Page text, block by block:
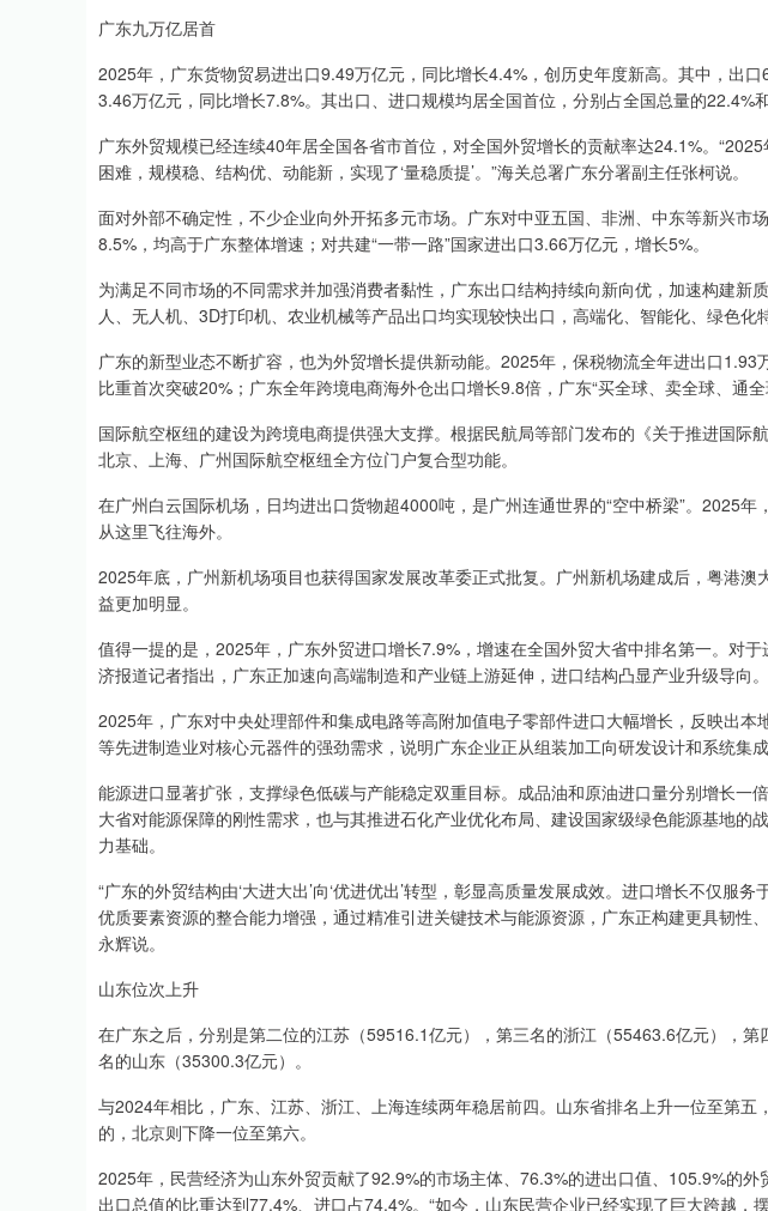
广东九万亿居首
2025年，广东货物贸易进出口9.49万亿元，同比增长4.4%，创历史年度新高。其中，出
3.46万亿元，同比增长7.8%。其出口、进口规模均居全国首位，分别占全国总量的22.4%和
广东外贸规模已经连续40年居全国各省市首位，对全国外贸增长的贡献率达24.1%。
困难，规模稳、结构优、动能新，实现了‘量稳质提’。”海关总署广东分署副主任张柯说。
面对外部不确定性，不少企业向外开拓多元市场。广东对中亚五国、非洲、中东等新兴市
8.5%，均高于广东整体增速；对共建“一带一路”国家进出口3.66万亿元，增长5%。
为满足不同市场的不同需求并加强消费者黏性，广东出口结构持续向新向优，加速构建新
人、无人机、3D打印机、农业机械等产品出口均实现较快出口，高端化、智能化、绿色化
广东的新型业态不断扩容，也为外贸增长提供新动能。2025年，保税物流全年进出口1.93
比重首次突破20%；广东全年跨境电商海外仓出口增长9.8倍，广东“买全球、卖全球、通全
国际航空枢纽的建设为跨境电商提供强大支撑。根据民航局等部门发布的《关于推进国际
北京、上海、广州国际航空枢纽全方位门户复合型功能。
在广州白云国际机场，日均进出口货物超4000吨，是广州连通世界的“空中桥梁”。2025年
从这里飞往海外。
2025年底，广州新机场项目也获得国家发展改革委正式批复。广州新机场建成后，粤港澳
益更加明显。
值得一提的是，2025年，广东外贸进口增长7.9%，增速在全国外贸大省中排名第一。对
济报道记者指出，广东正加速向高端制造和产业链上游延伸，进口结构凸显产业升级导向。
2025年，广东对中央处理部件和集成电路等高附加值电子零部件进口大幅增长，反映出本
等先进制造业对核心元器件的强劲需求，说明广东企业正从组装加工向研发设计和系统集成
能源进口显著扩张，支撑绿色低碳与产能稳定双重目标。成品油和原油进口量分别增长一
大省对能源保障的刚性需求，也与其推进石化产业优化布局、建设国家级绿色能源基地的
力基础。
“广东的外贸结构由‘大进大出’向‘优进优出’转型，彰显高质量发展成效。进口增长不仅服
优质要素资源的整合能力增强，通过精准引进关键技术与能源资源，广东正构建更具韧性
永辉说。
山东位次上升
在广东之后，分别是第二位的江苏（59516.1亿元），第三名的浙江（55463.6亿元），
名的山东（35300.3亿元）。
与2024年相比，广东、江苏、浙江、上海连续两年稳居前四。山东省排名上升一位至第五
的，北京则下降一位至第六。
2025年，民营经济为山东外贸贡献了92.9%的市场主体、76.3%的进出口值、105.9%的
出口总值的比重达到77.4%、进口占74.4%。“如今，山东民营企业已经实现了巨大跨越，